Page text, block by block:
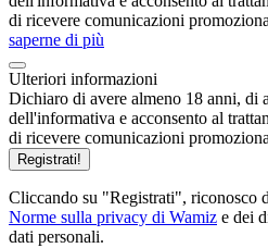
di ricevere comunicazioni
saperne di più
Ulteriori informazioni
Dichiaro di avere almeno 18 anni, di
dell'informativa e acconsento al
di ricevere comunicazioni
Registrati!
Cliccando su "Registrati", riconosco
Norme sulla privacy di Wamiz e dei
dati personali.